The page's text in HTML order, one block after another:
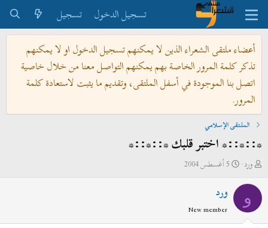
تسجيل الدخول
تسجيل
أعضاء ملتقى الشعراء الذين لا يمكنهم تسجيل الدخول او لا يمكنهم
تذكر كلمة المرور الخاصة بهم يمكنهم التواصل معنا من خلال خاصية
اتصل بنا الموجودة في أسفل الملتقى، وتقديم ما يثبت لاستعادة كلمة
المرور.
الملتقى الإسلامي
*::*::* اختبر قلبك *::*::*
ب
ئ
ورد
ت5 أغسطس 2004
و ورد
New member